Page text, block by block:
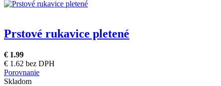
Prstové rukavice pletené
€ 1.99
€ 1.62 bez DPH
Porovnanie
Skladom